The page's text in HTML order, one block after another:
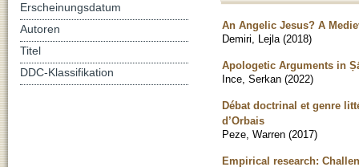
An Angelic Jesus? A
Demiri, Lejla (2018)
Apologetic Arguments in
Ince, Serkan (2022)
Débat doctrinal et genre
d’Orbais
Peze, Warren (2017)
Empirical research:
Erscheinungsdatum
Autoren
Titel
DDC-Klassifikation